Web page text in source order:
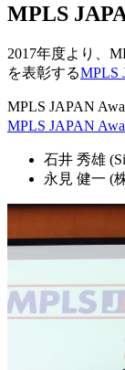
MPLS
2017年度より、
を表彰するMPLS
MPLS JAPAN
MPLS JAPAN
石井 秀雄
永見 健一 (